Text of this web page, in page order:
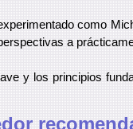
como
a
y los principios